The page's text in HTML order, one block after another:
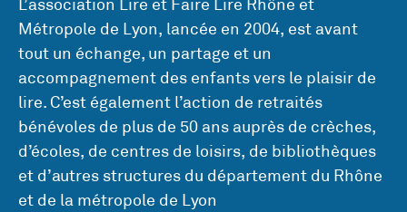
L’association Lire et Faire Lire Rhône et
Métropole de Lyon, lancée en 2004, est avant
tout un échange, un partage et un
accompagnement des enfants vers le plaisir de
lire. C’est également l’action de retraités
bénévoles de plus de 50 ans auprès de crèches,
d’écoles, de centres de loisirs, de bibliothèques
et d’autres structures du département du Rhône
et de la métropole de Lyon